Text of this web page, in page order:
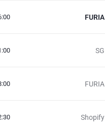
FURIA
SG
FURIA
Shopify